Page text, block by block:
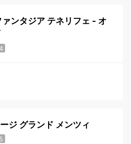
ンタジア テネリフェ - オ
4
ジ グランド メンツィ
5